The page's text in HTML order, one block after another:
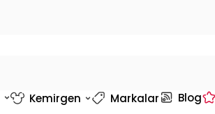
Kemirgen Markalar Blog